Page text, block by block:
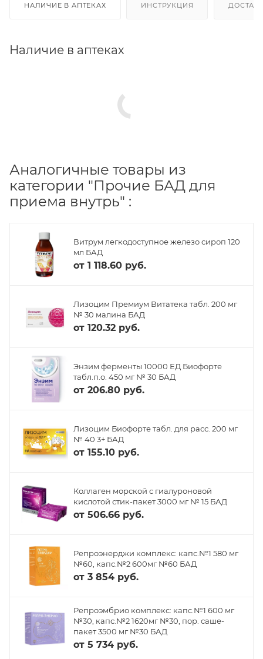
НАЛИЧИЕ В АПТЕКАХ ИНСТРУКЦИЯ
Наличие в аптеках
Аналогичные товары из
категории "Прочие БАД для
приема внутрь" :
Витрум легкодоступное железо сироп 120
мл БАД
от 1 118.60 руб.
Лизоцим Премиум Витатека табл. 200 мг
№ 30 малина БАД
от 120.32 руб.
Энзим ферменты 10000 ЕД Биофорте
табл.п.о. 450 мг № 30 БАД
от 206.80 руб.
Лизоцим Биофорте табл. для расс. 200 мг
№ 40 3+ БАД
от 155.10 руб.
Коллаген морской с гиалуроновой
кислотой стик-пакет 3000 мг № 15 БАД
от 506.66 руб.
Репроэнерджи комплекс: капс.№1 580 мг
№60, капс.№2 600мг №60 БАД
от 3 854 руб.
Репроэмбрио комплекс: капс.№1 600 мг
№30, капс.№2 1620мг №30, пор. саше-
пакет 3500 мг №30 БАД
от 5 734 руб.